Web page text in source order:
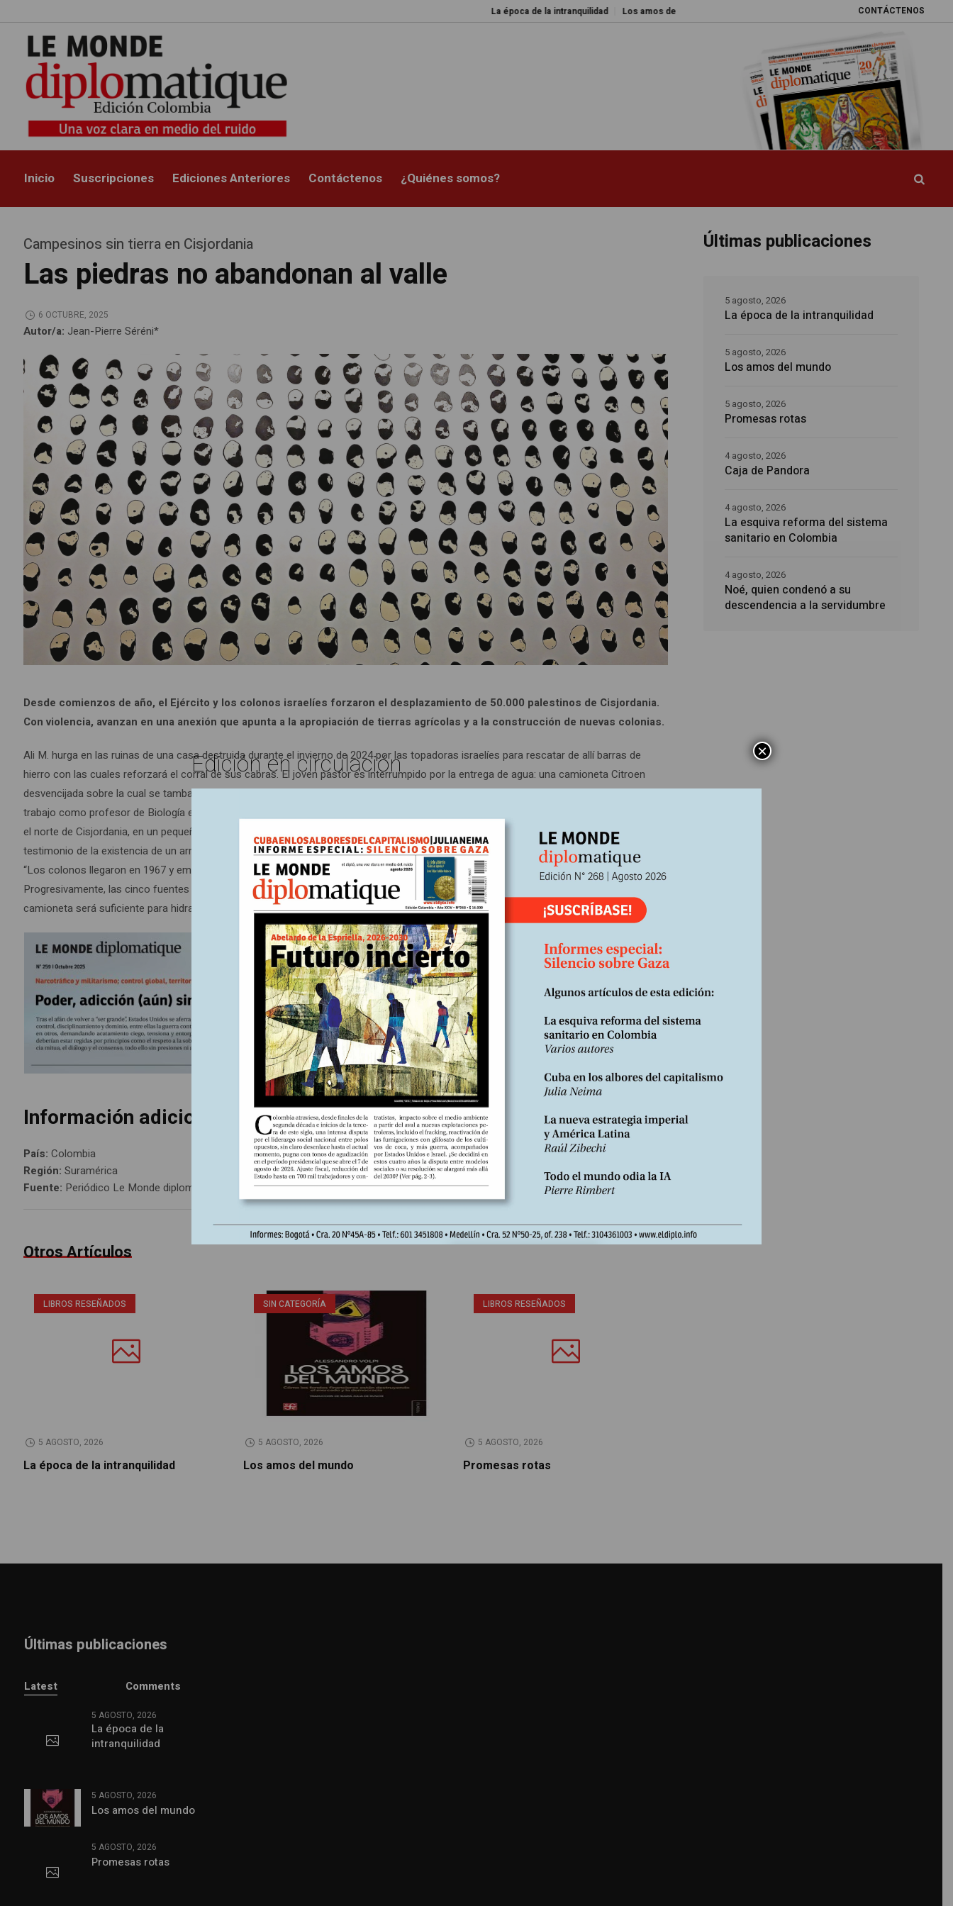
CONTÁCTENOS
La época de la intranquilidad Los amos del mundo La esquiva reforma
Inicio Suscripciones Ediciones Anteriores Contáctenos ¿Quiénes somos?
Campesinos sin tierra en Cisjordania
Las piedras no abandonan al valle
6 OCTUBRE, 2025
Autor/a: Jean-Pierre Séréni*
Desde comienzos de año, el Ejército y los colonos israelíes forzaron el desplazamiento de 50.000 palestinos de Cisjordania.
Con violencia, avanzan en una anexión que apunta a la apropiación de tierras agrícolas y a la construcción de nuevas colonias.
Ali M. hurga en las ruinas de una casa destruida durante el invierno de 2024 por las topadoras israelíes para rescatar de allí barras de
hierro con las cuales reforzará el corral de sus cabras. El joven pastor es interrumpido por la entrega de agua: una camioneta Citroen
desvencijada sobre la cual se tambalea una cisterna gigantesca sube por la calle. Ali recibe al conductor, quien reparte su vida entre su
trabajo como profesor de Biología en Jericó y estas entregas, vitales para las familias de la región. Estamos en el pueblo de Al Maleh, en
el norte de Cisjordania, en un pequeño valle rocoso que desciende hacia el río Jordán. Más abajo del corral, un lecho de guijarros es el
testimonio de la existencia de un arroyo que corría por allí hace veinte años, pero hoy sólo el viento cargado de polvo atraviesa el valle.
“Los colonos llegaron en 1967 y empezaron a bombear a partir de 1973, a más de 100 metros de profundidad”, explica Ali.
Progresivamente, las cinco fuentes que alimentaban el curso de agua se fueron secando. El abastecimiento por la destartalada
camioneta será suficiente para hidratar a los pueblerinos y al ganado, pero desgraciadamente no permitirá regar ni una parcela de tierra.
Información adicional
País:Colombia
Región:Suramérica
Fuente: Periódico Le Monde diplomatique, edición Colombia Nº259, septiembre 2025
Otros Artículos
LIBROS RESEÑADOS
5 AGOSTO, 2026
La época de la intranquilidad
SIN CATEGORÍA
5 AGOSTO, 2026
Los amos del mundo
LIBROS RESEÑADOS
5 AGOSTO, 2026
Promesas rotas
Últimas publicaciones
La época de la intranquilidad
5 agosto, 2026
Los amos del mundo
5 agosto, 2026
Promesas rotas
5 agosto, 2026
Caja de Pandora
4 agosto, 2026
La esquiva reforma del sistema
sanitario en Colombia
4 agosto, 2026
Noé, quien condenó a su
descendencia a la servidumbre
4 agosto, 2026
Últimas publicaciones
Latest Comments
5 AGOSTO, 2026
La época de la
intranquilidad
5 AGOSTO, 2026
Los amos del mundo
5 AGOSTO, 2026
Promesas rotas
Edición en circulación ×